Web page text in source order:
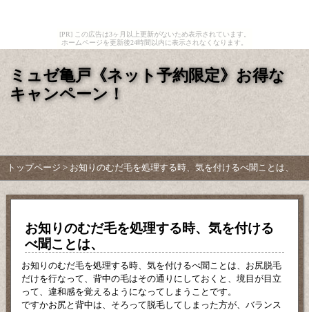
[PR] この広告は3ヶ月以上更新がないため表示されています。
ホームページを更新後24時間以内に表示されなくなります。
ミュゼ亀戸《ネット予約限定》お得な
キャンペーン！
トップページ > お知りのむだ毛を処理する時、気を付けるべ聞ことは、
お知りのむだ毛を処理する時、気を付ける
べ聞ことは、
お知りのむだ毛を処理する時、気を付けるべ聞ことは、お尻脱毛
だけを行なって、背中の毛はその通りにしておくと、境目が目立
って、違和感を覚えるようになってしまうことです。
ですかお尻と背中は、そろって脱毛してしまった方が、バランス